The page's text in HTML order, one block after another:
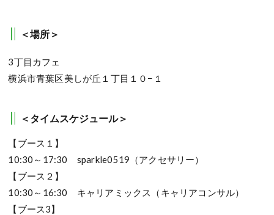
＜場所＞
3丁目カフェ
横浜市青葉区美しが丘１丁目１０−１
＜タイムスケジュール＞
【ブース１】
10:30～17:30 sparkle0519（アクセサリー）
【ブース２】
10:30～16:30 キャリアミックス（キャリアコンサル）
【ブース3】